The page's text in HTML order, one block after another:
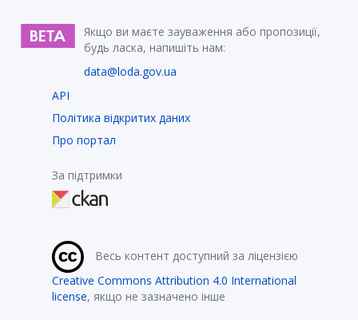
Якщо ви маєте зауваження або пропозиції,
будь ласка, напишіть нам:
data@loda.gov.ua
API
Політика відкритих даних
Про портал
За підтримки
Весь контент доступний за ліцензією
Creative Commons Attribution 4.0 International
license, якщо не зазначено інше